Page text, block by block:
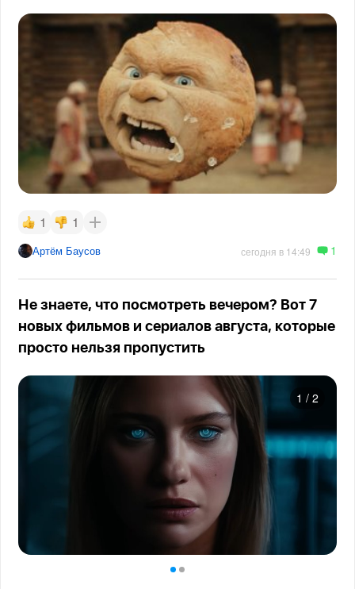
1 1
Артём Баусов сегодня в 14:49 1
Не знаете, что посмотреть вечером? Вот 7
новых фильмов и сериалов августа, которые
просто нельзя пропустить
1 / 2